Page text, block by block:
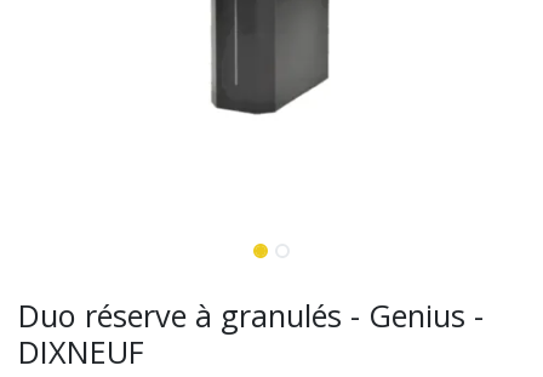
Duo réserve à granulés - Genius -
DIXNEUF